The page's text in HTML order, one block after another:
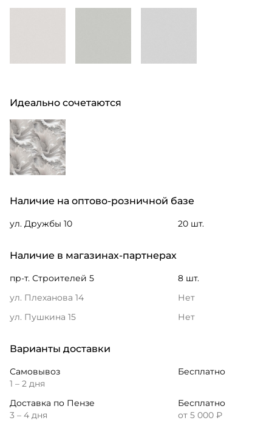
Идеально сочетаются
Наличие на оптово-розничной базе
ул. Дружбы 10 20 шт.
Наличие в магазинах-партнерах
пр-т. Строителей 5
8 шт.
ул. Плеханова 14
Нет
ул. Пушкина 15
Нет
Варианты доставки
Самовывоз
1 – 2 дня
Бесплатно
Доставка по Пензе
3 – 4 дня
Бесплатно
от 5 000 ₽